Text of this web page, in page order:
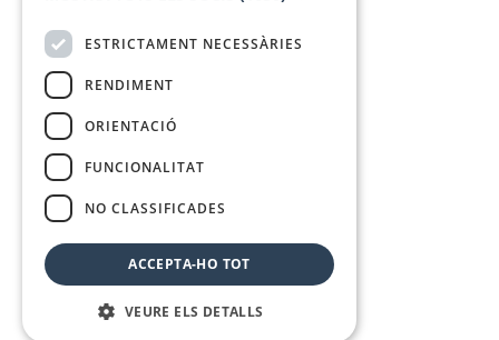
ESTRICTAMENT NECESSÀRIES
RENDIMENT
ORIENTACIÓ
FUNCIONALITAT
NO CLASSIFICADES
ACCEPTA-HO TOT
VEURE ELS DETALLS